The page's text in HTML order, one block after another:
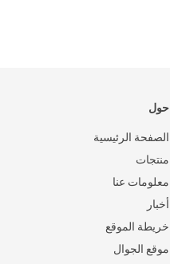
حول
الصفحة الرئيسية
منتجات
معلومات عنا
أخبار
خريطة الموقع
موقع الجوال